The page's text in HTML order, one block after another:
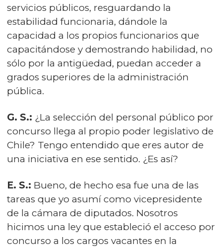
servicios públicos, resguardando la
estabilidad funcionaria, dándole la
capacidad a los propios funcionarios que
capacitándose y demostrando habilidad, no
sólo por la antigüedad, puedan acceder a
grados superiores de la administración
pública.
G. S.: ¿La selección del personal público por
concurso llega al propio poder legislativo de
Chile? Tengo entendido que eres autor de
una iniciativa en ese sentido. ¿Es así?
E. S.: Bueno, de hecho esa fue una de las
tareas que yo asumí como vicepresidente
de la cámara de diputados. Nosotros
hicimos una ley que estableció el acceso por
concurso a los cargos vacantes en la